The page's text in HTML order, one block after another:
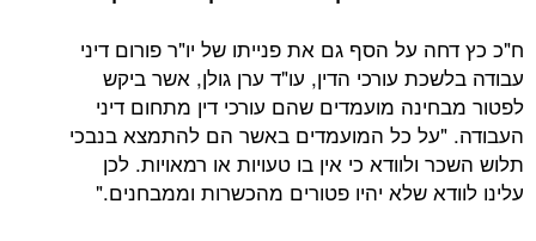
על הסף גם את פנייתו של יו"ר פורום דיני
עורכי הדין, עו"ד ערן גולן, אשר ביקש
מועמדים שהם עורכי דין מתחום דיני
כל המועמדים באשר הם להתמצא בנבכי
כי אין בו טעויות או רמאויות. לכן
שלא יהיו פטורים מהכשרות וממבחנים."